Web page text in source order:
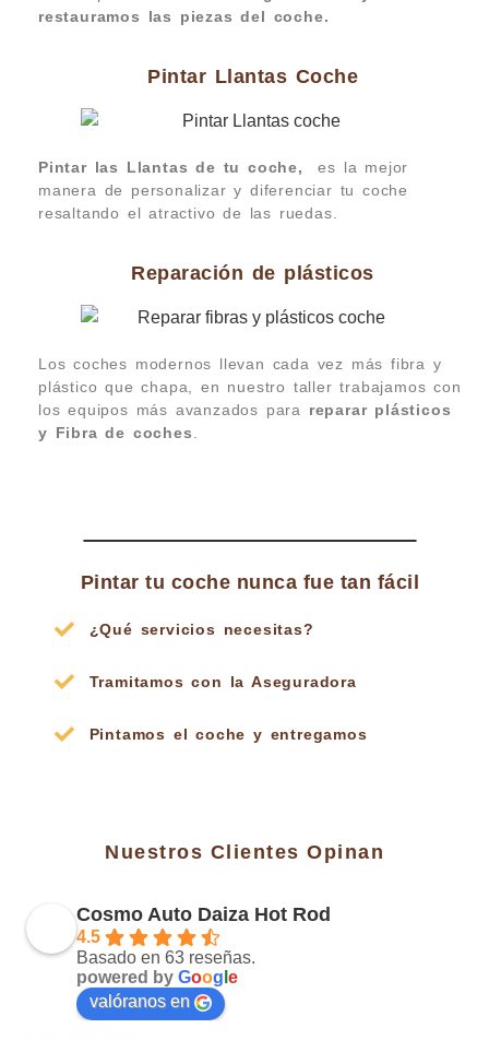
restauramos las piezas del coche.
Pintar Llantas Coche
Pintar las Llantas de tu coche,
es la mejor
manera de personalizar y diferenciar tu coche
resaltando el atractivo de las ruedas.
Reparación de plásticos
Los coches modernos llevan cada vez más fibra y
plástico que chapa, en nuestro taller trabajamos con
los equipos más avanzados para reparar plásticos
y Fibra de coches.
Pintar tu coche nunca fue tan fácil
¿Qué servicios necesitas?
Tramitamos con la Aseguradora
Pintamos el coche y entregamos
Nuestros Clientes Opinan
Cosmo Auto Daiza Hot Rod
4.5
Basado en 63 reseñas.
powered by Goog e
valóranos en